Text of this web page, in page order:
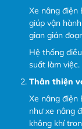
Xe nâng điện
giúp vận
gian gián
Hệ thống
suất làm việc.
Thân thiện
Xe nâng điện
như xe nâng
không khí